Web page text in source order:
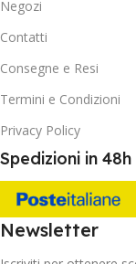
Negozi
Contatti
Consegne e Resi
Termini e Condizioni
Privacy Policy
Spedizioni in 48h
Newsletter